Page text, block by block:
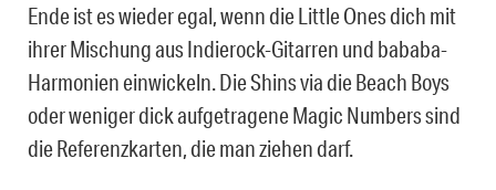
Ende ist es wieder egal, wenn die Little Ones dich mit
ihrer Mischung aus Indierock-Gitarren und bababa-
Harmonien einwickeln. Die Shins via die Beach Boys
oder weniger dick aufgetragene Magic Numbers sind
die Referenzkarten, die man ziehen darf.